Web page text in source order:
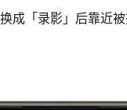
成「录影」后靠近